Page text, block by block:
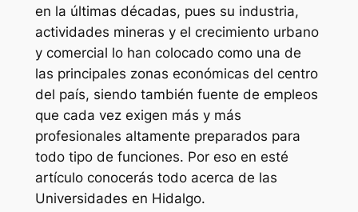
en la últimas décadas, pues su industria,
actividades mineras y el crecimiento urbano
y comercial lo han colocado como una de
las principales zonas económicas del centro
del país, siendo también fuente de empleos
que cada vez exigen más y más
profesionales altamente preparados para
todo tipo de funciones. Por eso en esté
artículo conocerás todo acerca de las
Universidades en Hidalgo.